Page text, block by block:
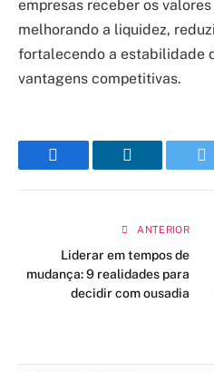
empresas receber os
melhorando a liquidez,
fortalecendo a estabilidade
vantagens competitivas.
ANTERIOR
Liderar em tempos de
mudança: 9 realidades para
decidir com ousadia